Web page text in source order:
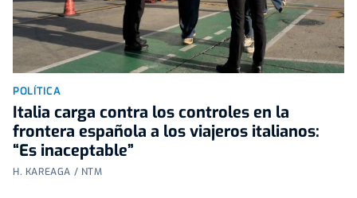
POLÍTICA
Italia carga contra los controles en la
frontera española a los viajeros italianos:
“Es inaceptable”
H. KAREAGA / NTM